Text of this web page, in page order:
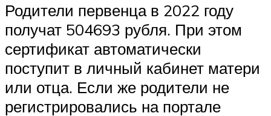
Родители первенца в 2022 году
получат 504693 рубля. При этом
сертификат автоматически
поступит в личный кабинет матери
или отца. Если же родители не
регистрировались на портале